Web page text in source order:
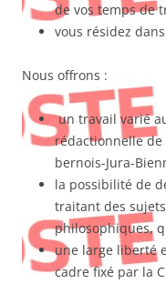
de vos temps de
vous résidez
Nous offrons :
un travail varié
rédactionnelle de
bernois-Jura-
la possibilité de
traitant des
philosophiques,
une large liberté
cadre fixé par la